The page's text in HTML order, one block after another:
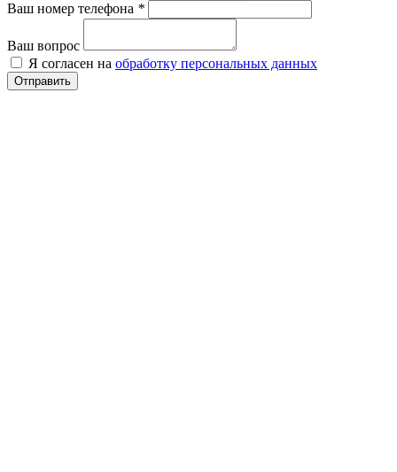
Ваш номер телефона *
Ваш вопрос
Я согласен на обработку персональных данных
Отправить